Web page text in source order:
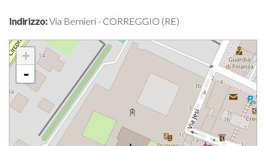
Indirizzo:Via Bernieri - CORREGGIO (RE)
+
-